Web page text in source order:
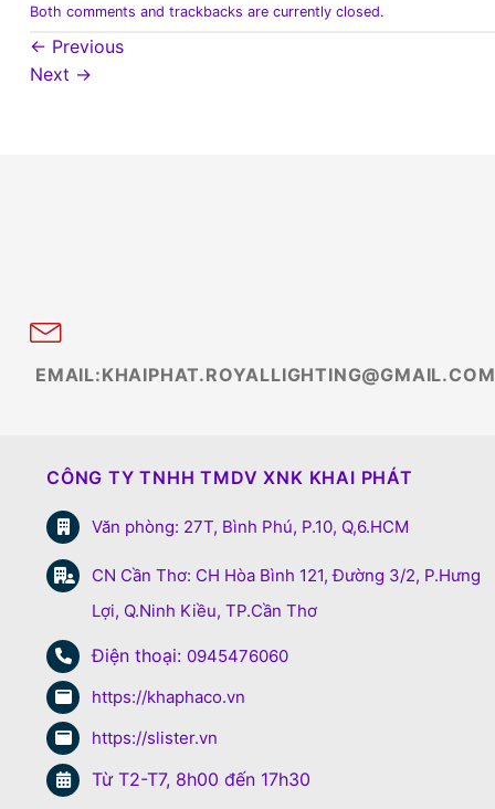
Both comments and trackbacks are currently closed.
← Previous
Next →
EMAIL:KHAIPHAT.ROYALLIGHTING@GMAIL.COM
CÔNG TY TNHH TMDV XNK KHAI PHÁT
Văn phòng: 27T, Bình Phú, P.10, Q,6.HCM
CN Cần Thơ: CH Hòa Bình 121, Đường 3/2, P.Hưng
Lợi, Q.Ninh Kiều, TP.Cần Thơ
Điện thoại: 0945476060
https://khaphaco.vn
https://slister.vn
Từ T2-T7, 8h00 đến 17h30